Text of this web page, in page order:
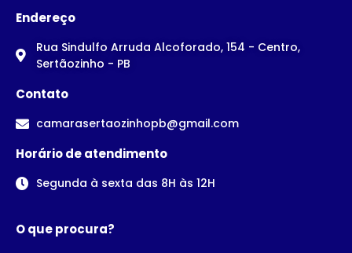
Endereço
Rua Sindulfo Arruda Alcoforado, 154 - Centro,
Sertãozinho - PB
Contato
camarasertaozinhopb@gmail.com
Horário de atendimento
Segunda à sexta das 8H às 12H
O que procura?